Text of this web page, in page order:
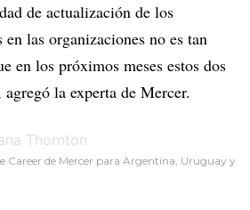
de actualización de los
las organizaciones no es tan
en los próximos meses estos dos
agregó la experta de Mercer.
Career de Mercer para Argentina, Uruguay y